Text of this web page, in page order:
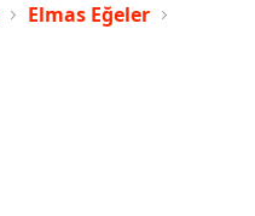
Elmas Eğeler